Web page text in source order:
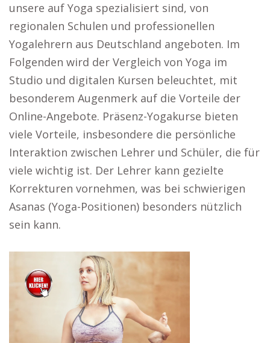
unsere auf Yoga spezialisiert sind, von
regionalen Schulen und professionellen
Yogalehrern aus Deutschland angeboten. Im
Folgenden wird der Vergleich von Yoga im
Studio und digitalen Kursen beleuchtet, mit
besonderem Augenmerk auf die Vorteile der
Online-Angebote. Präsenz-Yogakurse bieten
viele Vorteile, insbesondere die persönliche
Interaktion zwischen Lehrer und Schüler, die für
viele wichtig ist. Der Lehrer kann gezielte
Korrekturen vornehmen, was bei schwierigen
Asanas (Yoga-Positionen) besonders nützlich
sein kann.